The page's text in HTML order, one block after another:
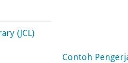
(JCL)
Contoh